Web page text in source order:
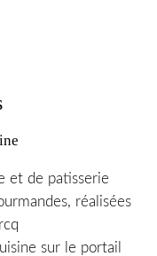
et de patisserie
réalisées
sur le portail